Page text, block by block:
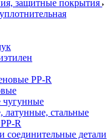
защитные покрытия
PP-R
чугунные
латунные, стальные
R
соединительные детали